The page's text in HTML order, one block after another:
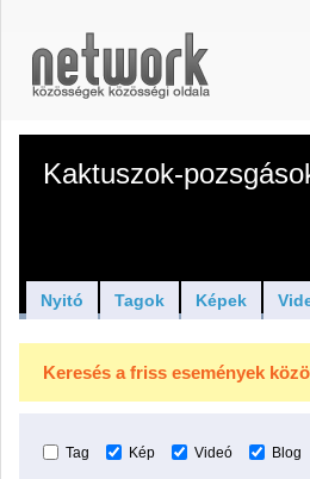
Kaktuszok-
Nyitó Tagok Képek
Keresés a friss események
Tag Kép Videó Blog